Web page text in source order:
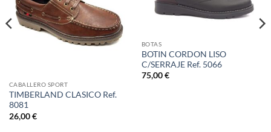
CABALLERO SPORT
TIMBERLAND CLASICO Ref.
8081
26,00€
BOTAS
BOTIN CORDON LISO
C/SERRAJE Ref. 5066
75,00€